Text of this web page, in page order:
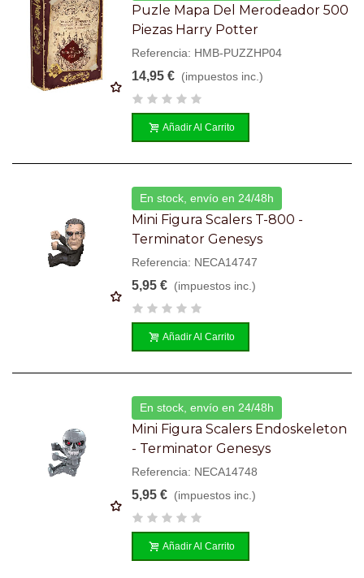
Puzle Mapa Del Merodeador 500
Piezas Harry Potter
Referencia: HMB-PUZZHP04
14,95 € (impuestos inc.)
Añadir Al Carrito
En stock, envío en 24/48h
Mini Figura Scalers T-800 -
Terminator Genesys
Referencia: NECA14747
5,95 € (impuestos inc.)
Añadir Al Carrito
En stock, envío en 24/48h
Mini Figura Scalers Endoskeleton
- Terminator Genesys
Referencia: NECA14748
5,95 € (impuestos inc.)
Añadir Al Carrito